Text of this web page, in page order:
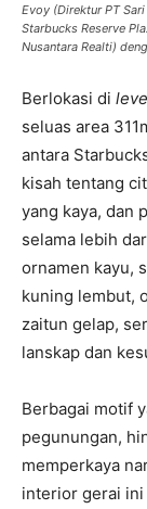
Evoy (Direktur PT
Starbucks Reserve
Nusantara Realti)
Berlokasi di
seluas area
antara
kisah tentang
yang kaya, dan
selama lebih
ornamen kayu,
kuning lembut,
zaitun gelap,
lanskap dan
Berbagai motif
pegunungan,
memperkaya
interior gerai ini